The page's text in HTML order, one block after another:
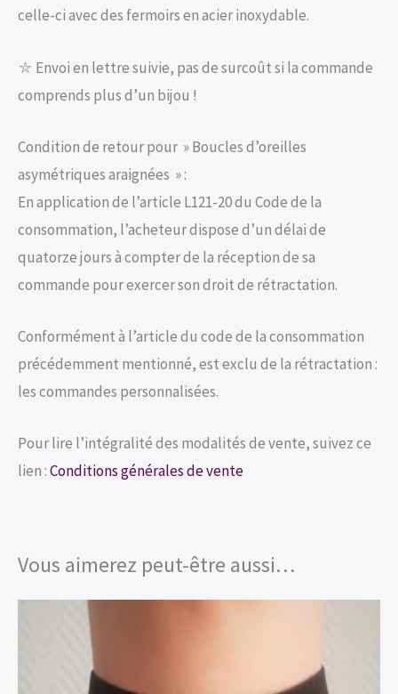
celle-ci avec des fermoirs en acier inoxydable.
⛥ Envoi en lettre suivie, pas de surcoût si la commande
comprends plus d’un bijou !
Condition de retour pour » Boucles d’oreilles
asymétriques araignées » :
En application de l’article L121-20 du Code de la
consommation, l’acheteur dispose d’un délai de
quatorze jours à compter de la réception de sa
commande pour exercer son droit de rétractation.
Conformément à l’article du code de la consommation
précédemment mentionné, est exclu de la rétractation :
les commandes personnalisées.
Pour lire l’intégralité des modalités de vente, suivez ce
lien :Conditions générales de vente
Vous aimerez peut-être aussi…